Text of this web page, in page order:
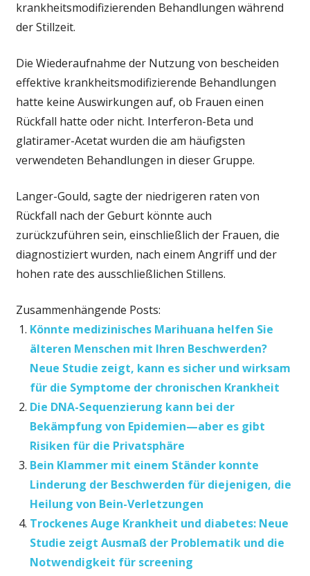
krankheitsmodifizierenden Behandlungen während
der Stillzeit.
Die Wiederaufnahme der Nutzung von bescheiden
effektive krankheitsmodifizierende Behandlungen
hatte keine Auswirkungen auf, ob Frauen einen
Rückfall hatte oder nicht. Interferon-Beta und
glatiramer-Acetat wurden die am häufigsten
verwendeten Behandlungen in dieser Gruppe.
Langer-Gould, sagte der niedrigeren raten von
Rückfall nach der Geburt könnte auch
zurückzuführen sein, einschließlich der Frauen, die
diagnostiziert wurden, nach einem Angriff und der
hohen rate des ausschließlichen Stillens.
Zusammenhängende Posts:
Könnte medizinisches Marihuana helfen Sie
älteren Menschen mit Ihren Beschwerden?
Neue Studie zeigt, kann es sicher und wirksam
für die Symptome der chronischen Krankheit
Die DNA-Sequenzierung kann bei der
Bekämpfung von Epidemien—aber es gibt
Risiken für die Privatsphäre
Bein Klammer mit einem Ständer konnte
Linderung der Beschwerden für diejenigen, die
Heilung von Bein-Verletzungen
Trockenes Auge Krankheit und diabetes: Neue
Studie zeigt Ausmaß der Problematik und die
Notwendigkeit für screening